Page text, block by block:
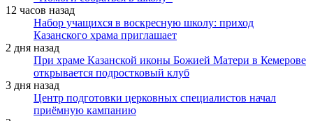
12 часов назад
Набор учащихся в воскресную школу: приход
Казанского храма приглашает
2 дня назад
При храме Казанской иконы Божией Матери в Кемерове
открывается подростковый клуб
3 дня назад
Центр подготовки церковных специалистов начал
приёмную кампанию